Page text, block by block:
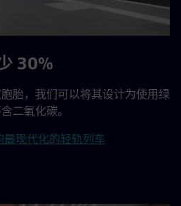
30%
胎，我们可以将其设计为使用绿
二氧化碳。
现代化的轻轨列车